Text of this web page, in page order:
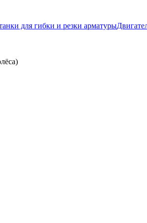
для гибки и резки арматуры